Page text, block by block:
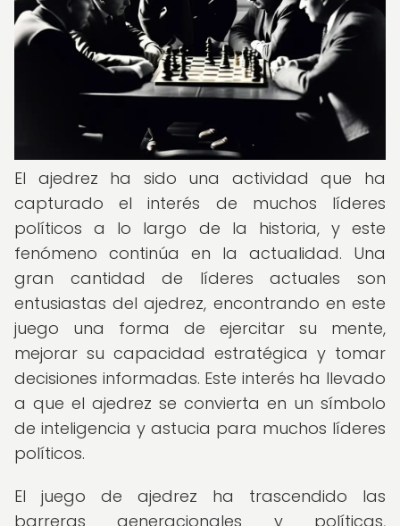
El ajedrez ha sido una actividad que ha
capturado el interés de muchos líderes
políticos a lo largo de la historia, y este
fenómeno continúa en la actualidad. Una
gran cantidad de líderes actuales son
entusiastas del ajedrez, encontrando en este
juego una forma de ejercitar su mente,
mejorar su capacidad estratégica y tomar
decisiones informadas. Este interés ha llevado
a que el ajedrez se convierta en un símbolo
de inteligencia y astucia para muchos líderes
políticos.
El juego de ajedrez ha trascendido las
barreras generacionales y políticas,